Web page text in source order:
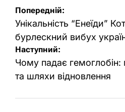
Навігація
записів
Попередній:
Унікальність “Енеїди”
бурлескний вибух
Наступний:
Чому падає
та шляхи відновлення